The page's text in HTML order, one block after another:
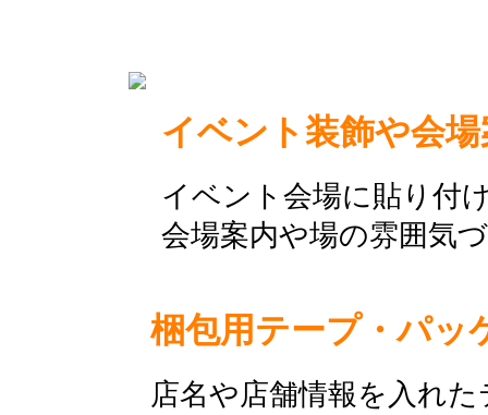
イベント装飾や会
イベント会場に貼り付
会場案内や場の雰囲気
梱包用テープ・パッ
店名や店舗情報を入れ